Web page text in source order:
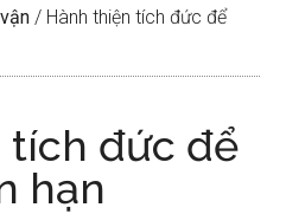
/ Hành thiện tích đức để
tích đức để
hạn